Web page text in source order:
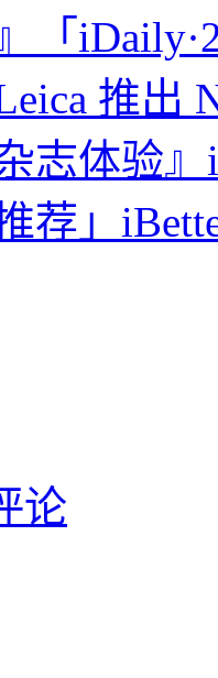
「
推出
志体验
荐」
论